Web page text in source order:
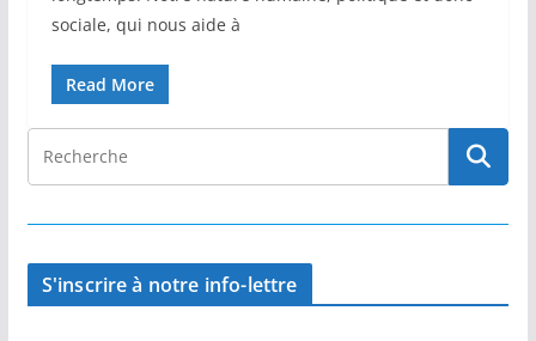
sociale, qui nous aide à
Read More
S'inscrire à notre info-lettre